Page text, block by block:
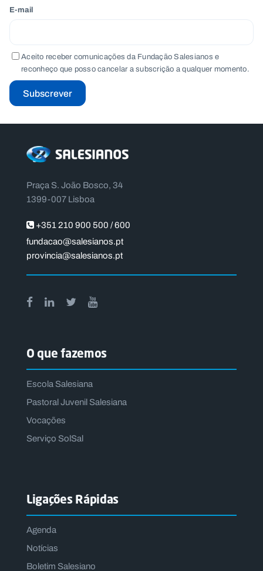
E-mail
Aceito receber comunicações da Fundação Salesianos e
reconheço que posso cancelar a subscrição a qualquer momento.
Subscrever
Praça S. João Bosco, 34
1399-007 Lisboa
+351 210 900 500 / 600
fundacao@salesianos.pt
provincia@salesianos.pt
O que fazemos
Escola Salesiana
Pastoral Juvenil Salesiana
Vocações
Serviço SolSal
Ligações Rápidas
Agenda
Notícias
Boletim Salesiano